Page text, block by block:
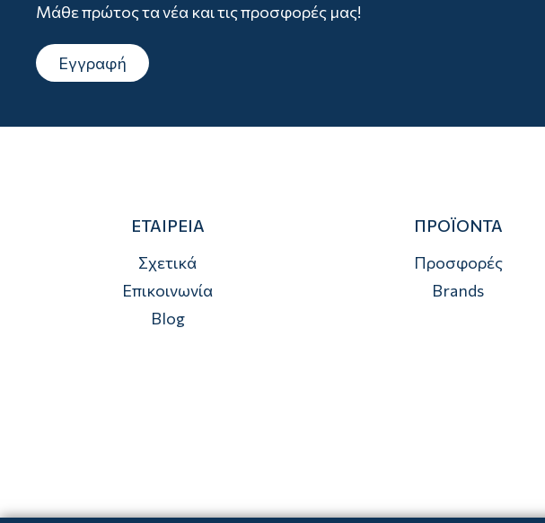
Μάθε πρώτος τα νέα και τις προσφορές μας!
Εγγραφή
ΕΤΑΙΡΕΙΑ
Σχετικά
Επικοινωνία
Blog
ΠΡΟΪΟΝΤΑ
Προσφορές
Brands